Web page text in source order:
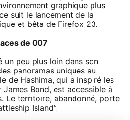
graphique plus
suit le lancement de la
et bêta de Firefox 23.
de 007
un peu plus loin dans son
panoramas uniques au
de Hashima, qui a inspiré les
James Bond, est accessible à
Le territoire, abandonné, porte
Island”.